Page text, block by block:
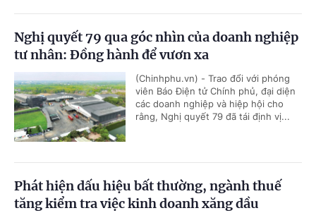
Nghị quyết 79 qua góc nhìn của doanh nghiệp
tư nhân: Đồng hành để vươn xa
(Chinhphu.vn) - Trao đổi với phóng
viên Báo Điện tử Chính phủ, đại diện
các doanh nghiệp và hiệp hội cho
rằng, Nghị quyết 79 đã tái định vị...
Phát hiện dấu hiệu bất thường, ngành thuế
tăng kiểm tra việc kinh doanh xăng dầu